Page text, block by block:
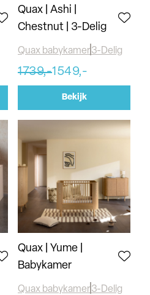
Quax | Ashi |
Chestnut | 3-Delig
Quax babykamer3-Delig
1739,-1549,-
Bekijk
Quax | Yume |
Babykamer
Quax babykamer3-Delig